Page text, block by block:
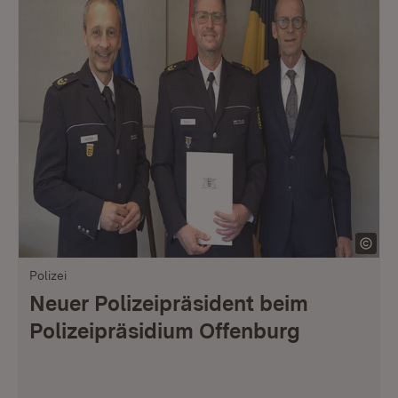
Polizei
Neuer Polizeipräsident beim
Polizeipräsidium Offenburg